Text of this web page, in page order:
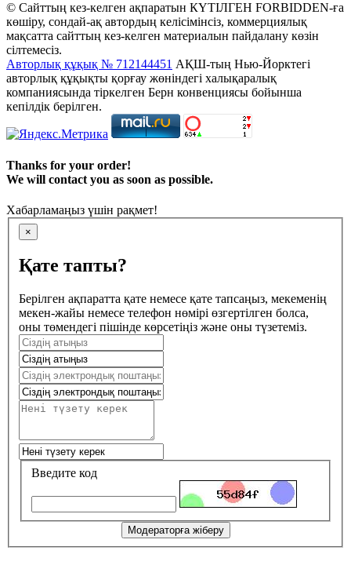
© Сайттың кез-келген ақпаратын КҮТІЛГЕН FORBIDDEN-ға
көшіру, сондай-ақ автордың келісімінсіз, коммерциялық
мақсатта сайттың кез-келген материалын пайдалану көзін
сілтемесіз.
Авторлық құқық № 712144451 АҚШ-тың Нью-Йорктегі
авторлық құқықты қорғау жөніндегі халықаралық
компаниясында тіркелген Берн конвенциясы бойынша
кепілдік берілген.
Thanks for your order!
We will contact you as soon as possible.
Хабарламаңыз үшін рақмет!
×
Қате тапты?
Берілген ақпаратта қате немесе қате тапсаңыз, мекеменің
мекен-жайы немесе телефон нөмірі өзгертілген болса,
оны төмендегі пішінде көрсетіңіз және оны түзетеміз.
Введите код
Модераторға жіберу